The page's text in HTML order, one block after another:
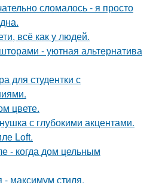
сломалось - я просто
всё как у людей.
- уютная альтернатива
для студентки с
цвете.
с глубокими акцентами.
Loft.
- когда дом цельным
максимум стиля.